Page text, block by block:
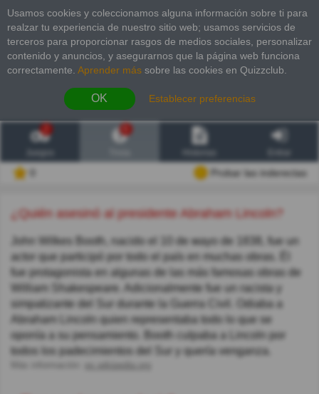
Usamos cookies y coleccionamos alguna información sobre ti para
realzar tu experiencia de nuestro sitio web; usamos servicios de
terceros para proporcionar rasgos de medios sociales, personalizar
contenido y anuncios, y asegurarnos que la página web funciona
correctamente. Aprender más sobre las cookies en Quizzclub.
OK Establecer preferencias
2
Probar las inderectas
¿Quién asesinó al presidente Abraham Lincoln?
John Wilkes Booth, nacido el 10 de мayo de 1838, fue un
actor que participó por todo el país en muchas obras. Él
fue protagonista en algunas de las más famosas obras de
William Shakespeare. Adicionalmente fue un racista y
simpatizante del Sur durante la Guerra Civil. Odiaba a
Abraham Lincoln quien representaba todo lo que se
oponía a su pensamiento. Booth culpaba a Lincoln por
todos los padecimientos del Sur y quería venganza.
es.wikipedia.org